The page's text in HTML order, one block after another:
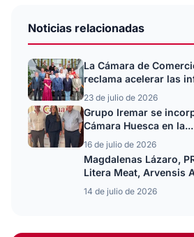
Noticias relacionadas
La Cámara de
reclama acelerar las
23 de julio de 2026
Grupo Iremar se
Cámara Huesca en la...
16 de julio de 2026
Magdalenas Lázaro,
Litera Meat, Arvensis
14 de julio de 2026